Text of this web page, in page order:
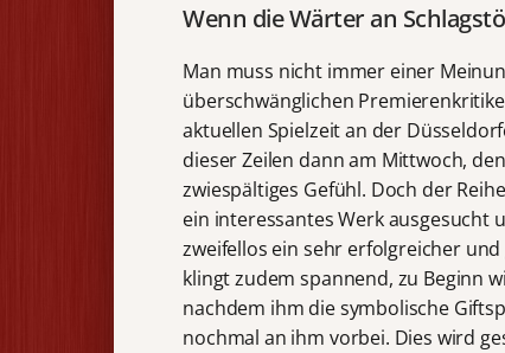
Wenn die Wärter an
Man muss nicht immer einer
überschwänglichen
aktuellen Spielzeit an der
dieser Zeilen dann am Mittwoch,
zwiespältiges Gefühl. Doch der
ein interessantes Werk ausgesucht
zweifellos ein sehr erfolgreicher
klingt zudem spannend, zu Beginn
nachdem ihm die symbolische
nochmal an ihm vorbei. Dies wird